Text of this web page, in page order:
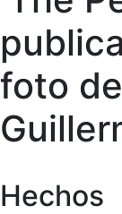
foto
Hechos